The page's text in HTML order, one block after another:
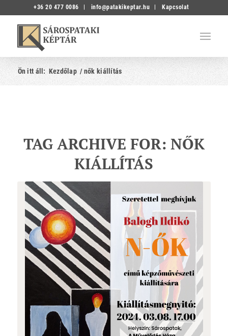
+36 20 477 0086 info@patakikeptar.hu Kapcsolat
Ön itt áll: Kezdőlap /nők kiállítás
TAG ARCHIVE FOR: NŐK
KIÁLLÍTÁS